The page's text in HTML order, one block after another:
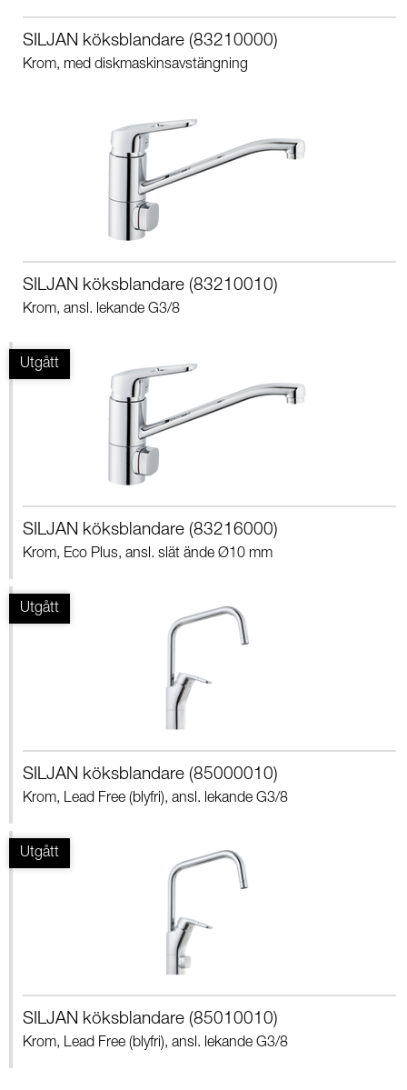
SILJAN köksblandare (83210000)
Krom, med diskmaskinsavstängning
SILJAN köksblandare (83210010)
Krom, ansl. lekande G3/8
SILJAN köksblandare (83216000)
Krom, Eco Plus, ansl. slät ände Ø10 mm
SILJAN köksblandare (85000010)
Krom, Lead Free (blyfri), ansl. lekande G3/8
SILJAN köksblandare (85010010)
Krom, Lead Free (blyfri), ansl. lekande G3/8